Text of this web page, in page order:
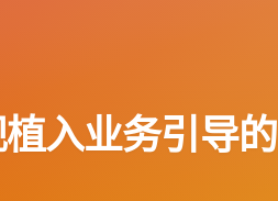
入业务引导的